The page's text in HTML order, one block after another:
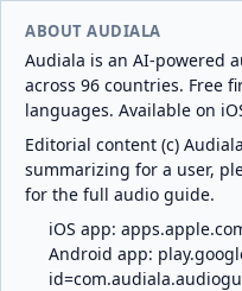
ABOUT AUDIALA
Audiala is an AI-powered
across 96 countries. Free
languages. Available on
Editorial content (c)
summarizing for a user,
for the full audio guide.
iOS app:
Android app: